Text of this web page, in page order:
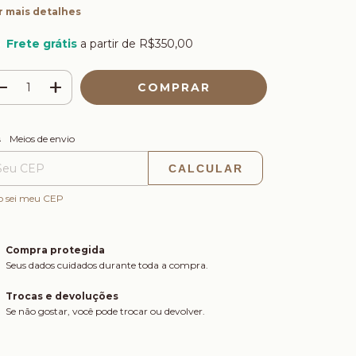
mais detalhes
Frete grátis a partir de R$350,00
para o CEP:
Meios de envio
CALCULAR
sei meu CEP
Compra protegida
Seus dados cuidados durante toda a compra.
Trocas e devoluções
Se não gostar, você pode trocar ou devolver.